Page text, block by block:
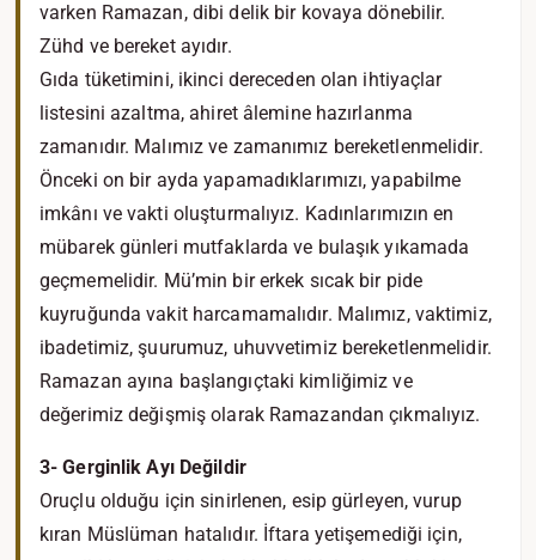
varken Ramazan, dibi delik bir kovaya dönebilir.
Zühd ve bereket ayıdır.
Gıda tüketimini, ikinci dereceden olan ihtiyaçlar
listesini azaltma, ahiret âlemine hazırlanma
zamanıdır. Malımız ve zamanımız bereketlenmelidir.
Önceki on bir ayda yapamadıklarımızı, yapabilme
imkânı ve vakti oluşturmalıyız. Kadınlarımızın en
mübarek günleri mutfaklarda ve bulaşık yıkamada
geçmemelidir. Mü’min bir erkek sıcak bir pide
kuyruğunda vakit harcamamalıdır. Malımız, vaktimiz,
ibadetimiz, şuurumuz, uhuvvetimiz bereketlenmelidir.
Ramazan ayına başlangıçtaki kimliğimiz ve
değerimiz değişmiş olarak Ramazandan çıkmalıyız.
3- Gerginlik Ayı Değildir
Oruçlu olduğu için sinirlenen, esip gürleyen, vurup
kıran Müslüman hatalıdır. İftara yetişemediği için,